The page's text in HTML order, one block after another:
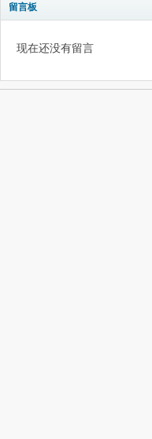
留言板
现在还没有留言